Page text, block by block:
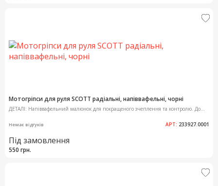
Мотогріпси для руля SCOTT радіальні, напіввафельні, чорні
ДЕТАЛІ: Напіввафельний малюнок для покращеного зчеплення та контролю. До...
Немає відгуків АРТ: 233927.0001
Під замовлення
550 грн.